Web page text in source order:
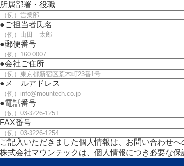
所属部署・役職
●ご担当者氏名
●郵便番号
●会社ご住所
● メールアドレス
●電話番号
FAX番号
ご記入いただきました個人情報は、お問い合わせへ
株式会社マウンテックは、個人情報につき必要な保